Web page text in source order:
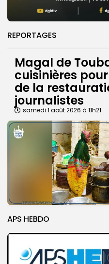
REPORTAGES
Magal de
cuisinières
de la
journalistes
samedi 1 août 2026 à 11h21
APS HEBDO